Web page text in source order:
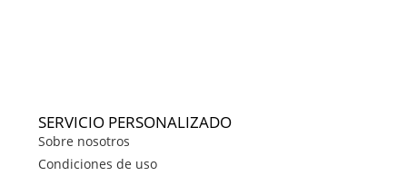
SERVICIO PERSONALIZADO
Sobre nosotros
Condiciones de uso